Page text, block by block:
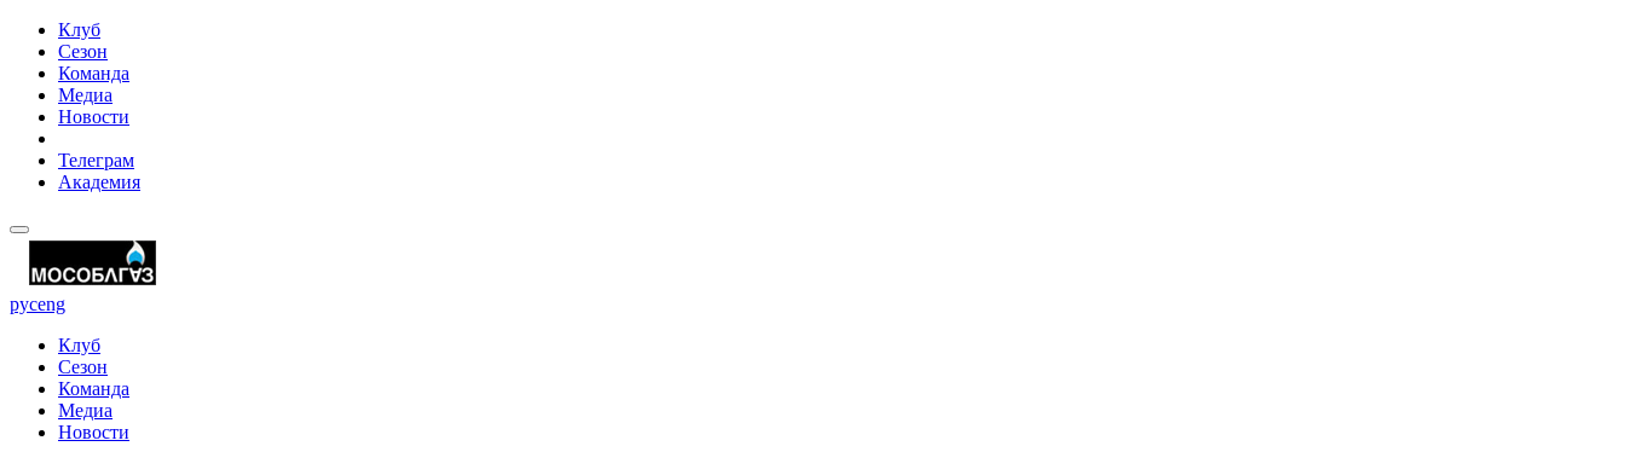
Клуб
Сезон
Команда
Медиа
Новости
Телеграм
Академия
русeng
Клуб
Сезон
Команда
Медиа
Новости